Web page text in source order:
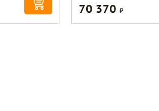
70 370 Р